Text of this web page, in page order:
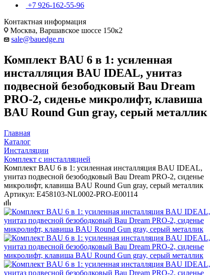
+7 926-162-55-96
Контактная информация
Москва, Варшавское шоссе 150к2
sale@bauedge.ru
Комплект BAU 6 в 1: усиленная
инсталляция BAU IDEAL, унитаз
подвесной безободковый Bau Dream
PRO-2, сиденье микролифт, клавиша
BAU Round Gun gray, серый металлик
Главная
Каталог
Инсталляции
Комплект с инсталляцией
Комплект BAU 6 в 1: усиленная инсталляция BAU IDEAL,
унитаз подвесной безободковый Bau Dream PRO-2, сиденье
микролифт, клавиша BAU Round Gun gray, серый металлик
Артикул: E458103-NL0002-PRO-E00114